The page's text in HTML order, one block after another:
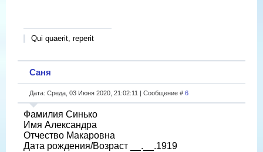
Qui quaerit, reperit
Саня
Дата: Среда, 03 Июня 2020, 21:02:11 | Сообщение # 6
Фамилия Синько
Имя Александра
Отчество Макаровна
Дата рождения/Возраст __.__.1919